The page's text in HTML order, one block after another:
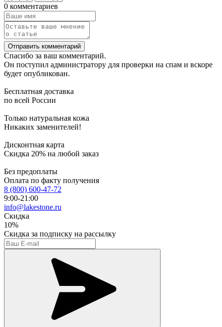
0 комментариев
Отправить комментарий
Спасибо за ваш комментарий.
Он поступил администратору для проверки на спам и вскоре
будет опубликован.
Бесплатная доставка
по всей России
Только натуральная кожа
Никаких заменителей!
Дисконтная карта
Скидка 20% на любой заказ
Без предоплаты
Оплата по факту получения
8 (800) 600-47-72
9:00-21:00
info@lakestone.ru
Скидка
10%
Скидка за подписку на рассылку